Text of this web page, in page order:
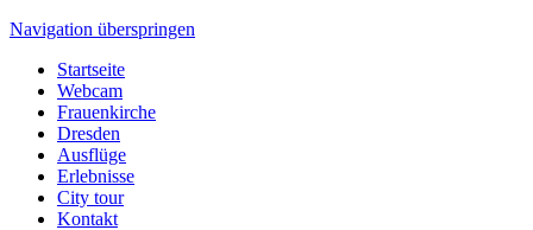
Navigation überspringen
Startseite
Webcam
Frauenkirche
Dresden
Ausflüge
Erlebnisse
City tour
Kontakt